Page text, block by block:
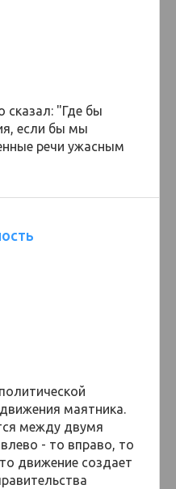
сказал: "Где бы
если бы мы
речи ужасным
маятника.
между двумя
- то вправо, то
движение создает